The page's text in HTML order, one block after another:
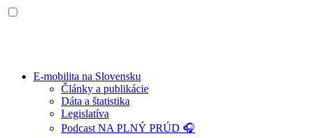
E-mobilita na Slovensku
Články a publikácie
Dáta a štatistika
Legislatíva
Podcast NA PLNÝ PRÚD 🎧